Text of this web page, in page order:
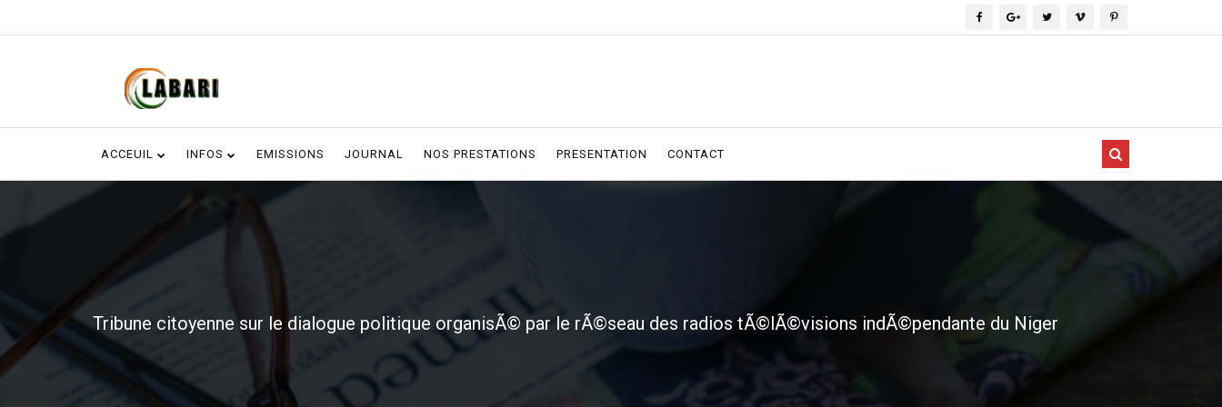
ACCEUIL INFOS EMISSIONS JOURNAL NOS PRESTATIONS PRESENTATION CONTACT
Tribune citoyenne sur le dialogue politique organisÃ© par le rÃ©seau des radios tÃ©lÃ©visions indÃ©pendante du Niger